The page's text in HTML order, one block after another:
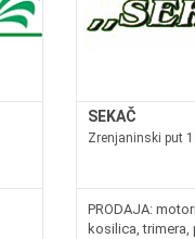
SEKAČ
Zrenjaninski put
PRODAJA:
kosilica, trimera,